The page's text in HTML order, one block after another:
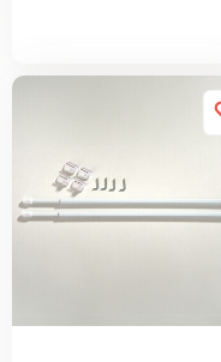
na zips, uši pre ľahké
vo formáte XL. Zips a
robustné rukoväte.
Clarsen.